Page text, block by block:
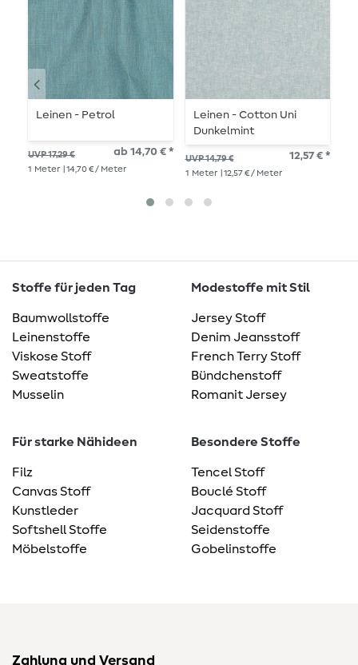
Leinen - Petrol
UVP 17,29 € ab 14,70 € *
1 Meter | 14,70 € / Meter
Leinen - Cotton Uni
Dunkelmint
UVP 14,79 € 12,57 € *
1 Meter | 12,57 € / Meter
Stoffe für jeden Tag
Baumwollstoffe
Leinenstoffe
Viskose Stoff
Sweatstoffe
Musselin
Modestoffe mit Stil
Jersey Stoff
Denim Jeansstoff
French Terry Stoff
Bündchenstoff
Romanit Jersey
Für starke Nähideen
Filz
Canvas Stoff
Kunstleder
Softshell Stoffe
Möbelstoffe
Besondere Stoffe
Tencel Stoff
Bouclé Stoff
Jacquard Stoff
Seidenstoffe
Gobelinstoffe
Zahlung und Versand